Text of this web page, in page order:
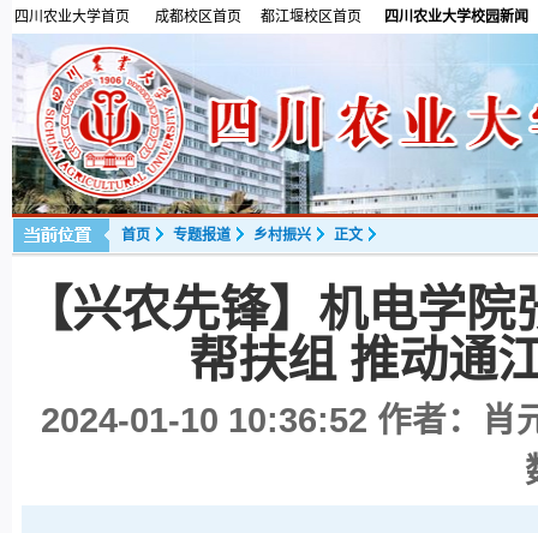
四川农业大学首页 成都校区首页 都江堰校区首页 四川农业大学校园新闻
首页 专题报道 乡村振兴 正文
【兴农先锋】机电学
帮扶组 推动通
2024-01-10 10:36:52 作者：肖